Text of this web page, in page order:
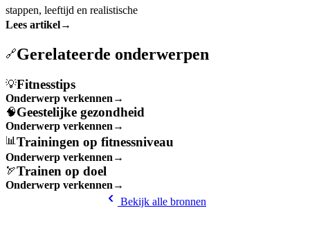
stappen, leeftijd en realistische
Lees artikel→
🔗Gerelateerde onderwerpen
💡Fitnesstips
Onderwerp verkennen→
🧠Geestelijke gezondheid
Onderwerp verkennen→
📊Trainingen op fitnessniveau
Onderwerp verkennen→
🏹Trainen op doel
Onderwerp verkennen→
Bekijk alle bronnen